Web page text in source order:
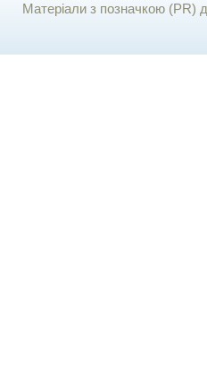
Матеріали з позначкою (PR)